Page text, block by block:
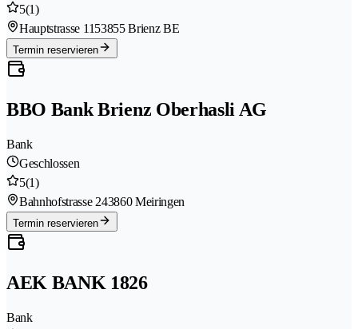
5(1)
Hauptstrasse 1153855 Brienz BE
Termin reservieren
BBO Bank Brienz Oberhasli AG
Bank
Geschlossen
5(1)
Bahnhofstrasse 243860 Meiringen
Termin reservieren
AEK BANK 1826
Bank